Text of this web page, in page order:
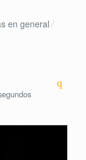
en general